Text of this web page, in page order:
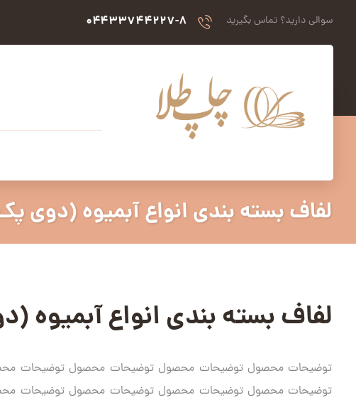
سوالی دارید؟ تماس بگیرید ۰۴۴۳۳۷۴۴۲۲۷-۸
لفاف بسته بندی انواع آبمیوه (دوی
لفاف بسته بندی انواع آبمیوه
توضیحات محصول توضیحات محصول توضیحات محصول توضیحات
توضیحات محصول توضیحات محصول توضیحات محصول توضیحات